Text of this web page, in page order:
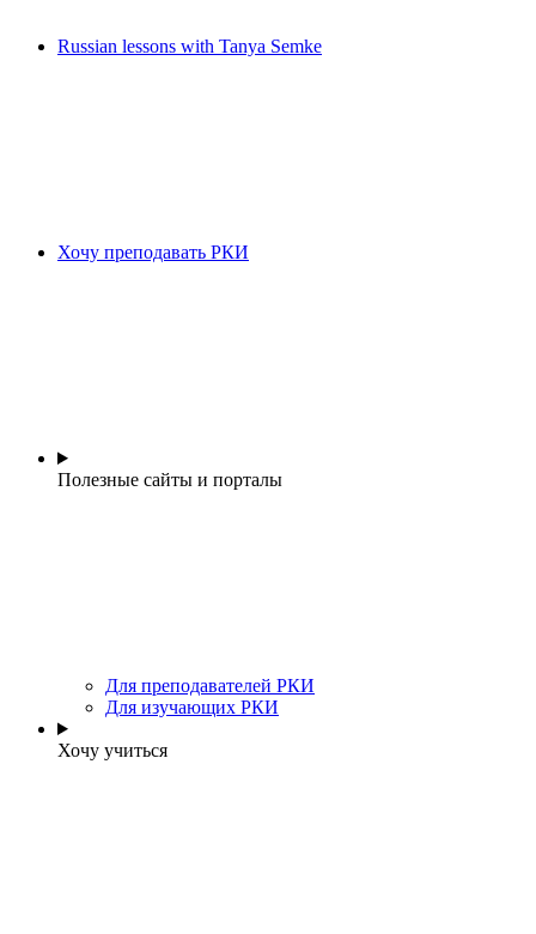
Russian lessons with Tanya Semke
Хочу преподавать РКИ
Полезные сайты и порталы
Для преподавателей РКИ
Для изучающих РКИ
Хочу учиться